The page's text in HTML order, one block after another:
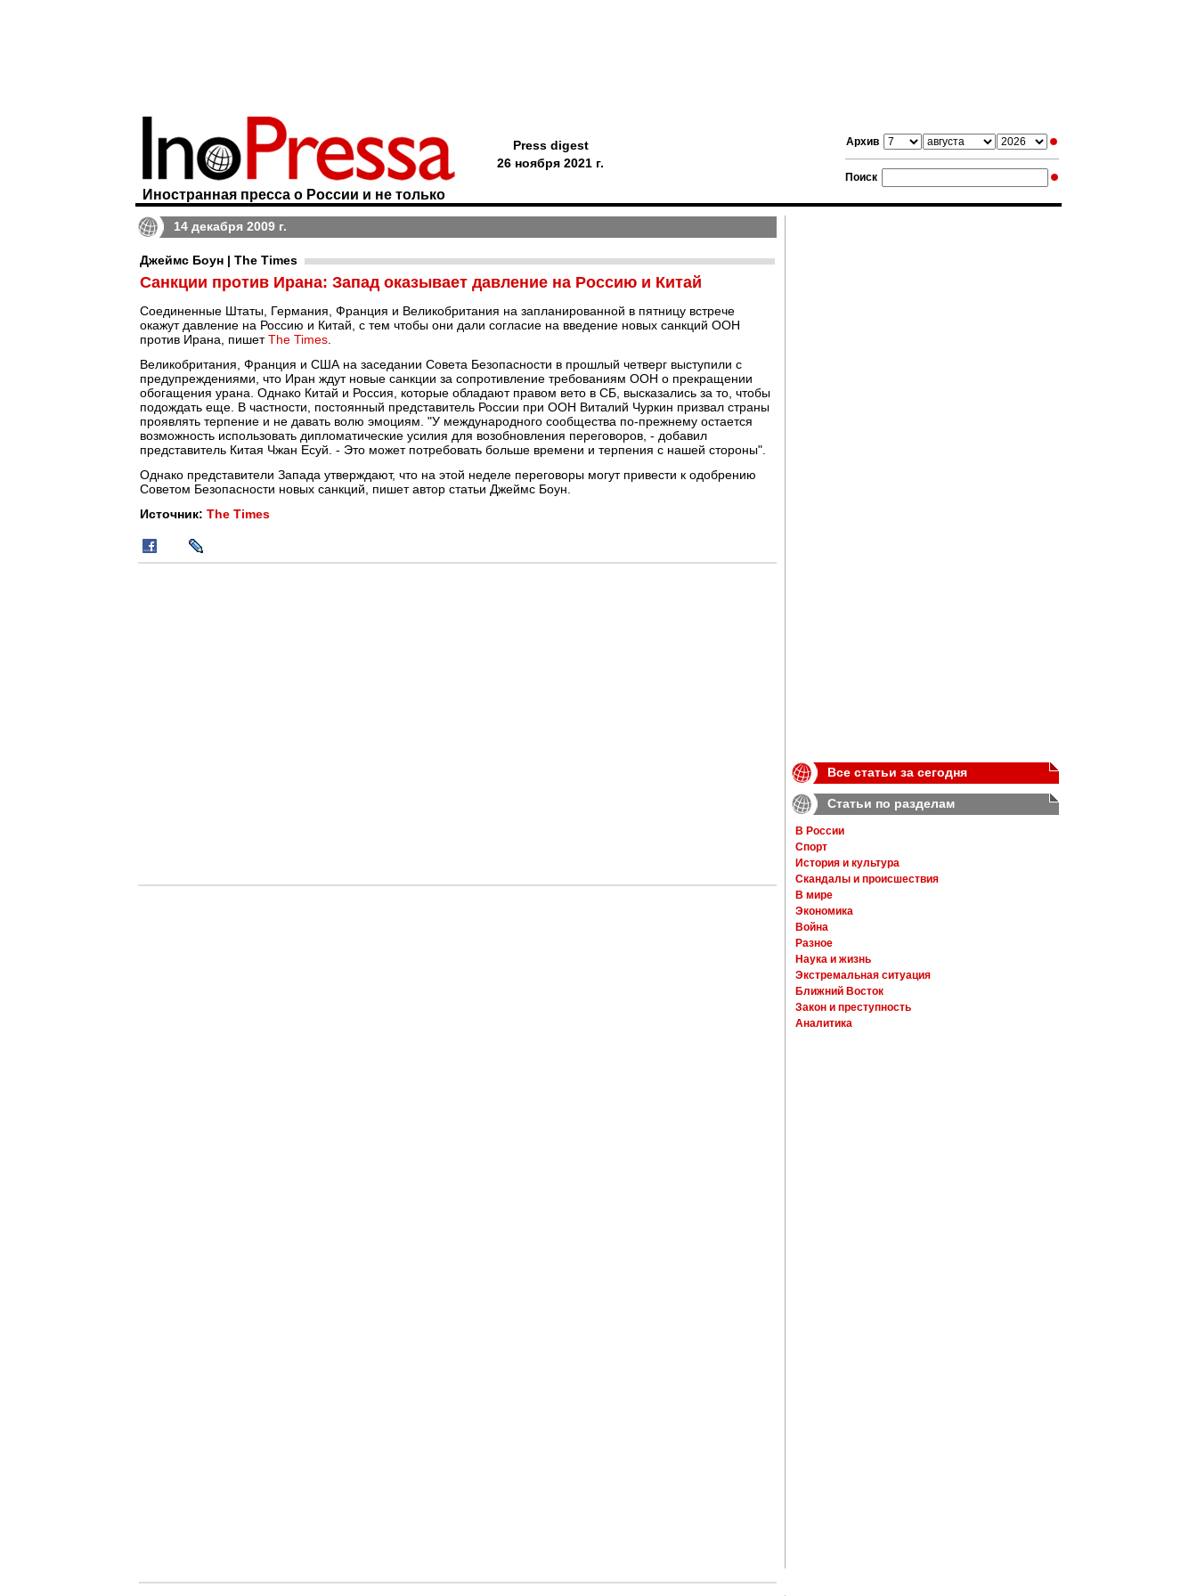
Архив
Поиск
Иностранная пресса о России и не только
Press digest
26 ноября 2021 г.
14 декабря 2009 г.
Джеймс Боун | The Times
Санкции против Ирана: Запад оказывает давление на Россию и Китай
Соединенные Штаты, Германия, Франция и Великобритания на запланированной в пятницу встрече
окажут давление на Россию и Китай, с тем чтобы они дали согласие на введение новых санкций ООН
против Ирана, пишетThe Times
Великобритания, Франция и США на заседании Совета Безопасности в прошлый четверг выступили с
предупреждениями, что Иран ждут новые санкции за сопротивление требованиям ООН о прекращении
обогащения урана. Однако Китай и Россия, которые обладают правом вето в СБ, высказались за то, чтобы
подождать еще. В частности, постоянный представитель России при ООН Виталий Чуркин призвал страны
проявлять терпение и не давать волю эмоциям. "У международного сообщества по-прежнему остается
возможность использовать дипломатические усилия для возобновления переговоров, - добавил
представитель Китая Чжан Есуй. - Это может потребовать больше времени и терпения с нашей стороны".
Однако представители Запада утверждают, что на этой неделе переговоры могут привести к одобрению
Советом Безопасности новых санкций, пишет автор статьи Джеймс Боун.
Источник: The Times
Все статьи за сегодня
Статьи по разделам
В России
Спорт
История и культура
Скандалы и происшествия
В мире
Экономика
Война
Разное
Наука и жизнь
Экстремальная ситуация
Ближний Восток
Закон и преступность
Аналитика